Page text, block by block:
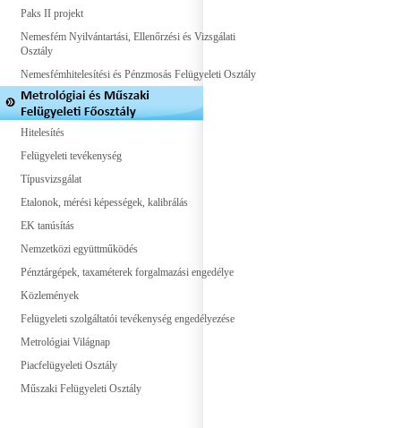
Paks II projekt
Nemesfém Nyilvántartási, Ellenőrzési és Vizsgálati
Osztály
Nemesfémhitelesítési és Pénzmosás Felügyeleti Osztály
Hitelesítés
Felügyeleti tevékenység
Típusvizsgálat
Etalonok, mérési képességek, kalibrálás
EK tanúsítás
Nemzetközi együttműködés
Pénztárgépek, taxaméterek forgalmazási engedélye
Közlemények
Felügyeleti szolgáltatói tevékenység engedélyezése
Metrológiai Világnap
Piacfelügyeleti Osztály
Műszaki Felügyeleti Osztály